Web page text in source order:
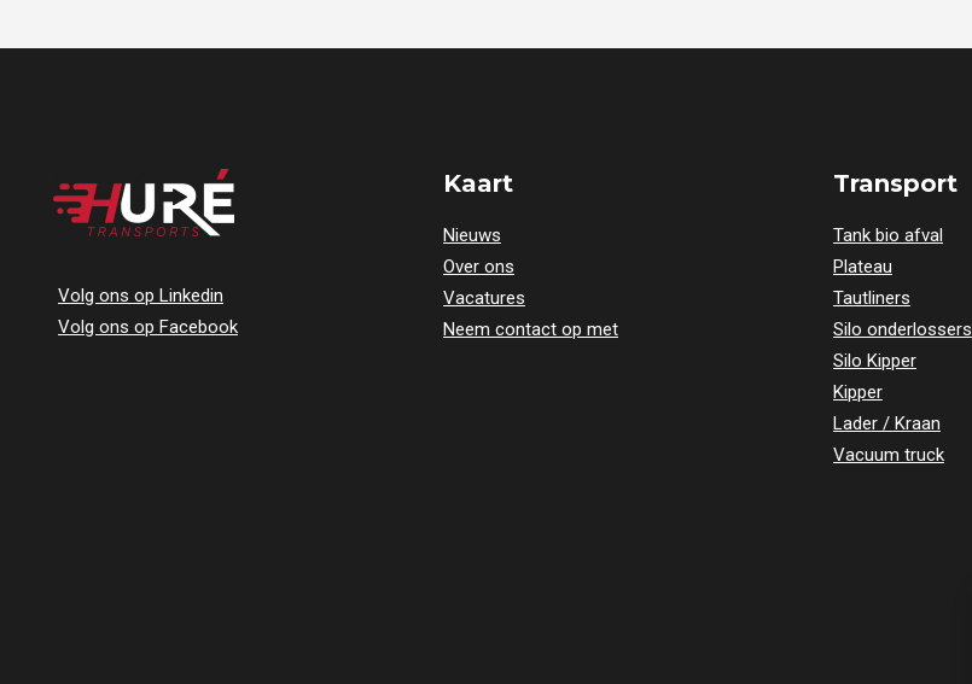
Volg ons op Linkedin
Volg ons op Facebook
Kaart
Nieuws
Over ons
Vacatures
Neem contact op met
Transport
Tank bio afval
Plateau
Tautliners
Silo onderlossers
Silo Kipper
Kipper
Lader / Kraan
Vacuum truck